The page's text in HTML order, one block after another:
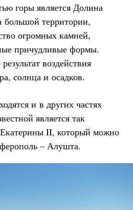
горы является Долина
большой территории,
огромных камней,
причудливые формы.
воздействия
солнца и осадков.
и в других частях
является так
II, который можно
– Алушта.